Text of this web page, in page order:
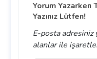
Yorum Yazarken
Yazınız Lütfen!
E-posta adresiniz
alanlarile